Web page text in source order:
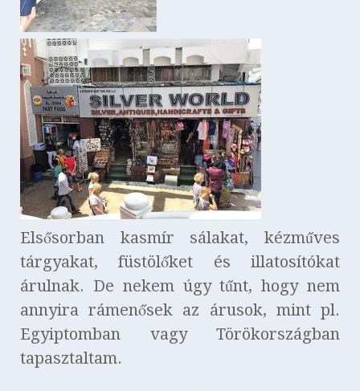
Elsősorban kasmír sálakat, kézműves
tárgyakat, füstölőket és illatosítókat
árulnak. De nekem úgy tűnt, hogy nem
annyira rámenősek az árusok, mint pl.
Egyiptomban vagy Törökországban
tapasztaltam.